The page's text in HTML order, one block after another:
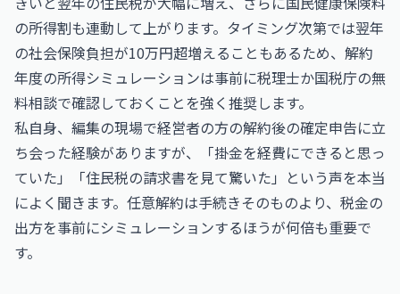
の所得割も連動して上がります。タイミング次第では翌年
の社会保険負担が10万円超増えることもあるため、解約
年度の所得シミュレーションは事前に税理士か国税庁の無
料相談で確認しておくことを強く推奨します。
私自身、編集の現場で経営者の方の解約後の確定申告に立
ち会った経験がありますが、「掛金を経費にできると思っ
ていた」「住民税の請求書を見て驚いた」という声を本当
によく聞きます。任意解約は手続きそのものより、税金の
出方を事前にシミュレーションするほうが何倍も重要で
す。